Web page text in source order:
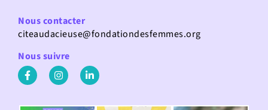
Nous contacter
citeaudacieuse@fondationdesfemmes.org
Nous suivre